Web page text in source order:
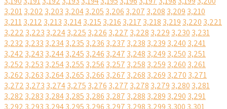
3,2013,202 3,203 3,2043,205 3,206 3,207 3,208 3,209 3,210
3,2113,212 3,213 3,2143,215 3,216 3,217 3,218 3,219 3,220 3,221
3,222 3,223 3,2243,225 3,226 3,227 3,228 3,229 3,230 3,231
3,232 3,233 3,2343,235 3,236 3,237 3,238 3,239 3,240 3,241
3,242 3,243 3,2443,245 3,246 3,247 3,248 3,249 3,250 3,251
3,252 3,253 3,2543,255 3,256 3,257 3,258 3,259 3,260 3,261
3,262 3,263 3,2643,265 3,266 3,267 3,268 3,269 3,270 3,271
3,272 3,273 3,2743,275 3,276 3,277 3,278 3,279 3,280 3,281
3,282 3,283 3,2843,285 3,286 3,287 3,288 3,289 3,290 3,291